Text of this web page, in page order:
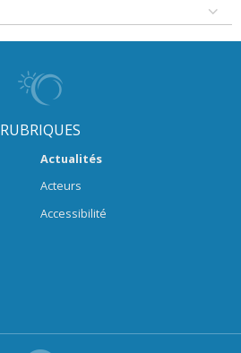
RUBRIQUES
Actualités
Acteurs
Accessibilité